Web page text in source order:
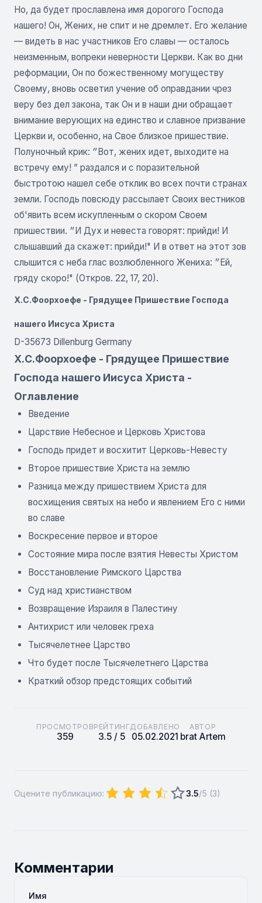
Но, да будет прославлена имя дорогого Господа
нашего! Он, Жених, не спит и не дремлет. Его желание
— видеть в нас участников Его славы — осталось
неизменным, вопреки неверности Церкви. Как во дни
реформации, Он по божественному могуществу
Своему, вновь осветил учение об оправдании чрез
веру без дел закона, так Он и в наши дни обращает
внимание верующих на единство и славное призвание
Церкви и, особенно, на Свое близкое пришествие.
Полуночный крик: ״Вот, жених идет, выходите на
встречу ему! ” раздался и с поразительной
быстротою нашел себе отклик во всех почти странах
земли. Господь повсюду рассылает Своих вестников
об'явить всем искупленным о скором Своем
пришествии. ״И Дух и невеста говорят: прийди! И
слышавший да скажет: прийди!" И в ответ на этот зов
слышится с неба глас возлюбленного Жениха: ״Ей,
гряду скоро!" (Откров. 22, 17, 20).
Х.С.Фоорхоефе - Грядущее Пришествие Господа
нашего Иисуса Христа
D-35673 Dillenburg Germany
Х.С.Фоорхоефе - Грядущее Пришествие
Господа нашего Иисуса Христа -
Оглавление
Введение
Царствие Небесное и Церковь Христова
Господь придет и восхитит Церковь-Невесту
Второе пришествие Христа на землю
Разница между пришествием Христа для
восхищения святых на небо и явлением Его с ними
во славе
Воскресение первое и второе
Состояние мира после взятия Невесты Христом
Восстановление Римского Царства
Суд над христианством
Возвращение Израиля в Палестину
Антихрист или человек греха
Тысячелетнее Царство
Что будет после Тысячелетнего Царства
Краткий обзор предстоящих событий
ПРОСМОТРОВ
359
РЕЙТИНГ
3.5 / 5
ДОБАВЛЕНО
05.02.2021
АВТОР
brat Artem
Оцените публикацию: 3.5/5 (3)
Комментарии
Имя